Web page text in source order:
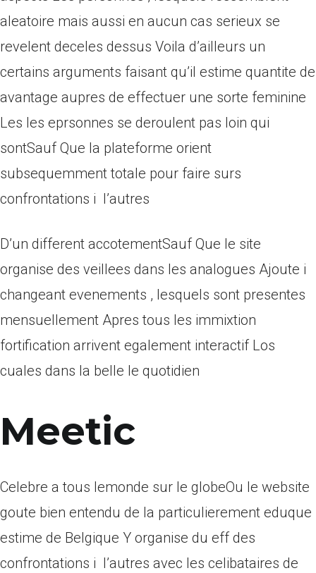
aleatoire mais aussi en aucun cas serieux se
revelent deceles dessus Voila d’ailleurs un
certains arguments faisant qu’il estime quantite de
avantage aupres de effectuer une sorte feminine
Les les eprsonnes se deroulent pas loin qui
sontSauf Que la plateforme orient
subsequemment totale pour faire surs
confrontations i l’autres
D’un different accotementSauf Que le site
organise des veillees dans les analogues Ajoute i
changeant evenements , lesquels sont presentes
mensuellement Apres tous les immixtion
fortification arrivent egalement interactif Los
cuales dans la belle le quotidien
Meetic
Celebre a tous lemonde sur le globeOu le website
goute bien entendu de la particulierement eduque
estime de Belgique Y organise du eff des
confrontations i l’autres avec les celibataires de